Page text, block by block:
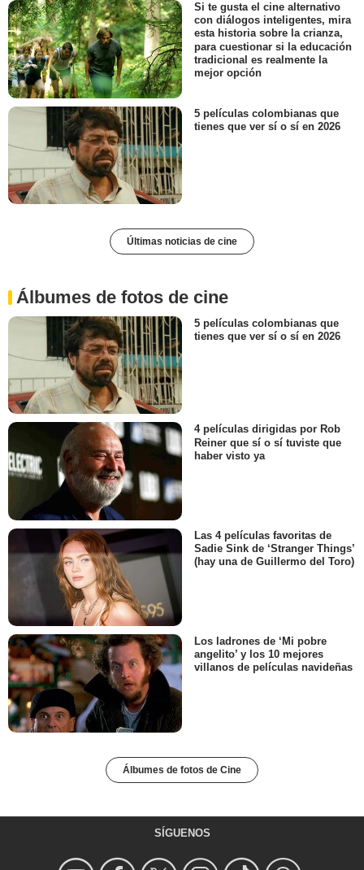
Si te gusta el cine alternativo
con diálogos inteligentes, mira
esta historia sobre la crianza,
para cuestionar si la educación
tradicional es realmente la
mejor opción
5 películas colombianas que
tienes que ver sí o sí en 2026
Últimas noticias de cine
Álbumes de fotos de cine
5 películas colombianas que
tienes que ver sí o sí en 2026
4 películas dirigidas por Rob
Reiner que sí o sí tuviste que
haber visto ya
Las 4 películas favoritas de
Sadie Sink de ‘Stranger Things’
(hay una de Guillermo del Toro)
Los ladrones de ‘Mi pobre
angelito’ y los 10 mejores
villanos de películas navideñas
Álbumes de fotos de Cine
SÍGUENOS